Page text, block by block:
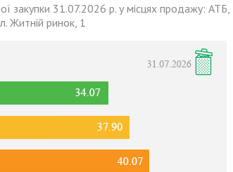
закупки 31.07.2026 р. у місцях продажу: АТБ,
Житній ринок, 1